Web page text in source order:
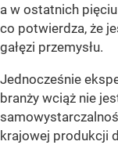
a w ostatnich
co potwierdza, że
gałęzi przemysłu.
Jednocześnie
branży wciąż nie
krajowej produkcji